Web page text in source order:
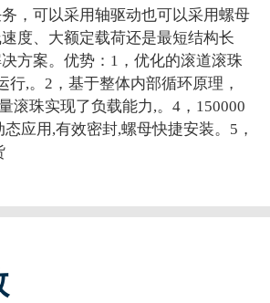
，可以采用轴驱动也可以采用螺母
度、大额定载荷还是最短结构长
方案。优势：1，优化的滚道滚珠
行,。2，基于整体内部循环原理，
滚珠实现了负载能力,。4，150000
应用,有效密封,螺母快捷安装。5，